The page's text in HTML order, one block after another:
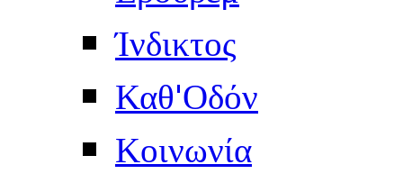
Ίνδικτος
Καθ'Οδόν
Κοινωνία